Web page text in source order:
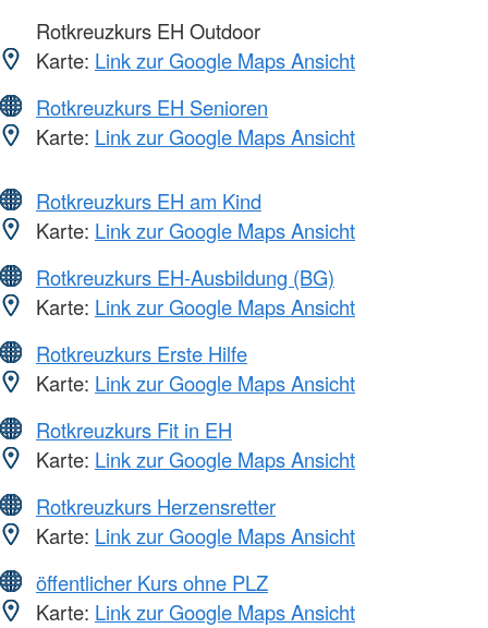
Rotkreuzkurs EH Outdoor
Karte: Link zur Google Maps Ansicht
Rotkreuzkurs EH Senioren
Karte: Link zur Google Maps Ansicht
Rotkreuzkurs EH am Kind
Karte: Link zur Google Maps Ansicht
Rotkreuzkurs EH-Ausbildung (BG)
Karte: Link zur Google Maps Ansicht
Rotkreuzkurs Erste Hilfe
Karte: Link zur Google Maps Ansicht
Rotkreuzkurs Fit in EH
Karte: Link zur Google Maps Ansicht
Rotkreuzkurs Herzensretter
Karte: Link zur Google Maps Ansicht
öffentlicher Kurs ohne PLZ
Karte: Link zur Google Maps Ansicht